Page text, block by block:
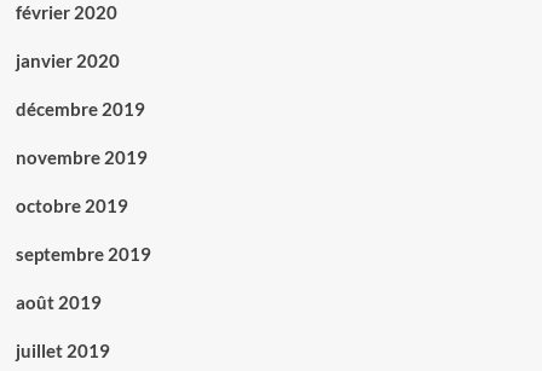
février 2020
janvier 2020
décembre 2019
novembre 2019
octobre 2019
septembre 2019
août 2019
juillet 2019